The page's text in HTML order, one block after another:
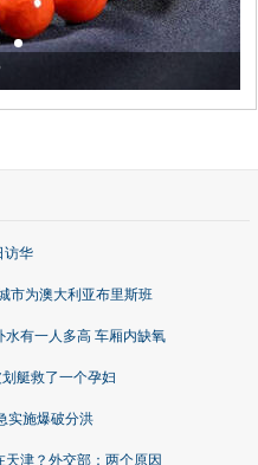
访华
市为澳大利亚布里斯班
有一人多高 车厢内缺氧
艇救了一个孕妇
实施爆破分洪
津？外交部：两个原因